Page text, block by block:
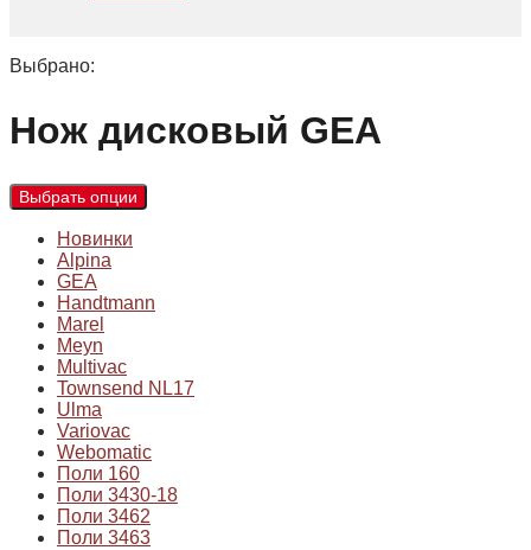
Выбрано:
Нож дисковый GEA
Выбрать опции
Новинки
Alpina
GEA
Handtmann
Marel
Meyn
Multivac
Townsend NL17
Ulma
Variovac
Webomatic
Поли 160
Поли 3430-18
Поли 3462
Поли 3463